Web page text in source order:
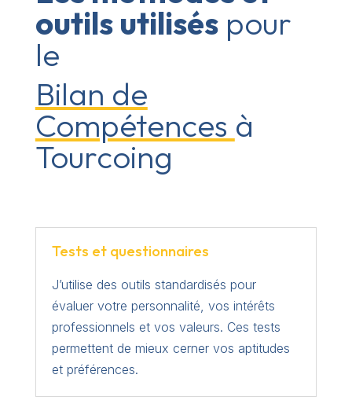
outils utiliséspour
le
Bilan de
Compétences à
Tourcoing
Tests et questionnaires
J’utilise des outils standardisés pour
évaluer votre personnalité, vos intérêts
professionnels et vos valeurs. Ces tests
permettent de mieux cerner vos aptitudes
et préférences.